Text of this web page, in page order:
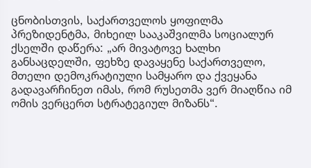
ცნობისთვის, საქართველოს ყოფილმა
პრეზიდენტმა, მიხეილ სააკაშვილმა სოციალურ
ქსელში დაწერა: „არ მივატოვე ხალხი
განსაცდელში, ფეხზე დავაყენე საქართველო,
მთელი დემოკრატიული სამყარო და ქვეყანა
გადავარჩინეთ იმას, რომ რუსეთმა ვერ მიაღწია იმ
ომის ვერცერთ სტრატეგიულ მიზანს“.